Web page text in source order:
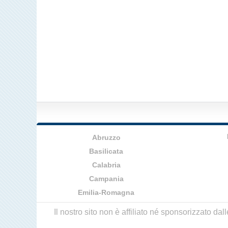
Abruzzo
Basilicata
Calabria
Campania
Emilia-Romagna
Il nostro sito non è affiliato né sponsorizzato